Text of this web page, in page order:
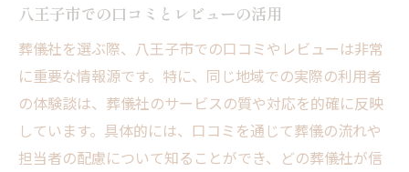
八王子市での口コミとレビューの活用
葬儀社を選ぶ際、八王子市での口コミやレビューは非常
に重要な情報源です。特に、同じ地域での実際の利用者
の体験談は、葬儀社のサービスの質や対応を的確に反映
しています。具体的には、口コミを通じて葬儀の流れや
担当者の配慮について知ることができ、どの葬儀社が信